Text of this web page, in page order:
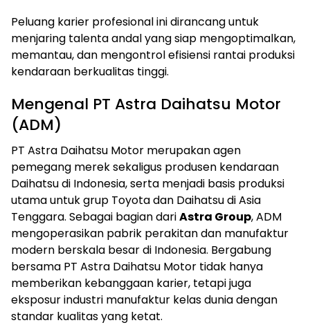
Peluang karier profesional ini dirancang untuk
menjaring talenta andal yang siap mengoptimalkan,
memantau, dan mengontrol efisiensi rantai produksi
kendaraan berkualitas tinggi.
Mengenal PT Astra Daihatsu Motor
(ADM)
PT Astra Daihatsu Motor merupakan agen
pemegang merek sekaligus produsen kendaraan
Daihatsu di Indonesia, serta menjadi basis produksi
utama untuk grup Toyota dan Daihatsu di Asia
Tenggara. Sebagai bagian dariAstra Group, ADM
mengoperasikan pabrik perakitan dan manufaktur
modern berskala besar di Indonesia. Bergabung
bersama PT Astra Daihatsu Motor tidak hanya
memberikan kebanggaan karier, tetapi juga
eksposur industri manufaktur kelas dunia dengan
standar kualitas yang ketat.